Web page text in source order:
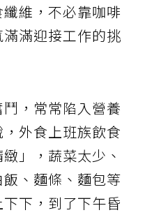
維，不必靠咖啡
滿迎接工作的挑
，常常陷入營養
外食上班族飲食
」，蔬菜太少、
、麵條、麵包等
下，到了下午昏